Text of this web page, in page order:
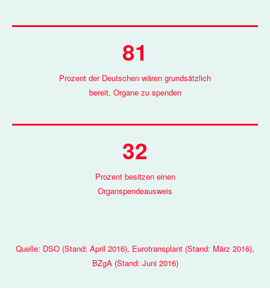
81
Prozent der Deutschen wären grundsätzlich
bereit, Organe zu spenden
32
Prozent besitzen einen
Organspendeausweis
Quelle: DSO (Stand: April 2016), Eurotransplant (Stand: März 2016),
BZgA (Stand: Juni 2016)